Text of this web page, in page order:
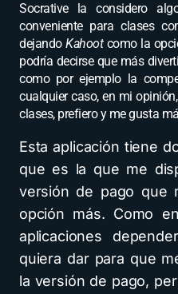
Socrative la considero
conveniente para clases
dejandoKahoot como la
podría decirse que más
como por ejemplo la
cualquier caso, en mi
clases, prefiero y me gusta
Esta aplicación tiene
que es la que me
versión de pago que
opción más. Como
aplicaciones
quiera dar para que
la versión de pago,